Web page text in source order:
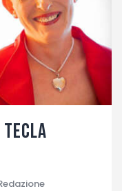
Tecla